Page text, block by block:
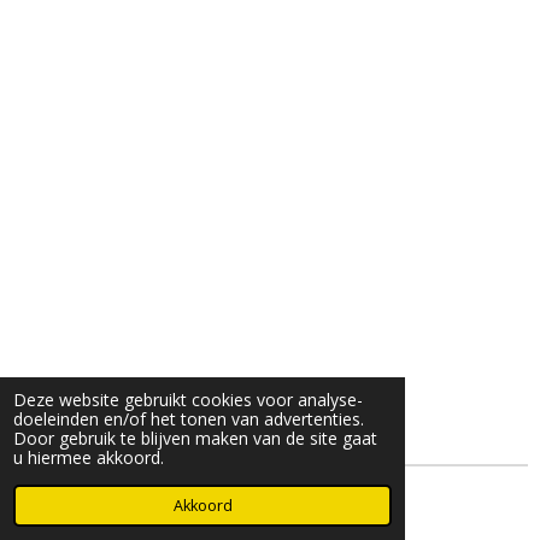
Deze website gebruikt cookies voor analyse-
doeleinden en/of het tonen van advertenties.
Door gebruik te blijven maken van de site gaat
u hiermee akkoord.
Akkoord
© 2025- 2026 Djöz mode